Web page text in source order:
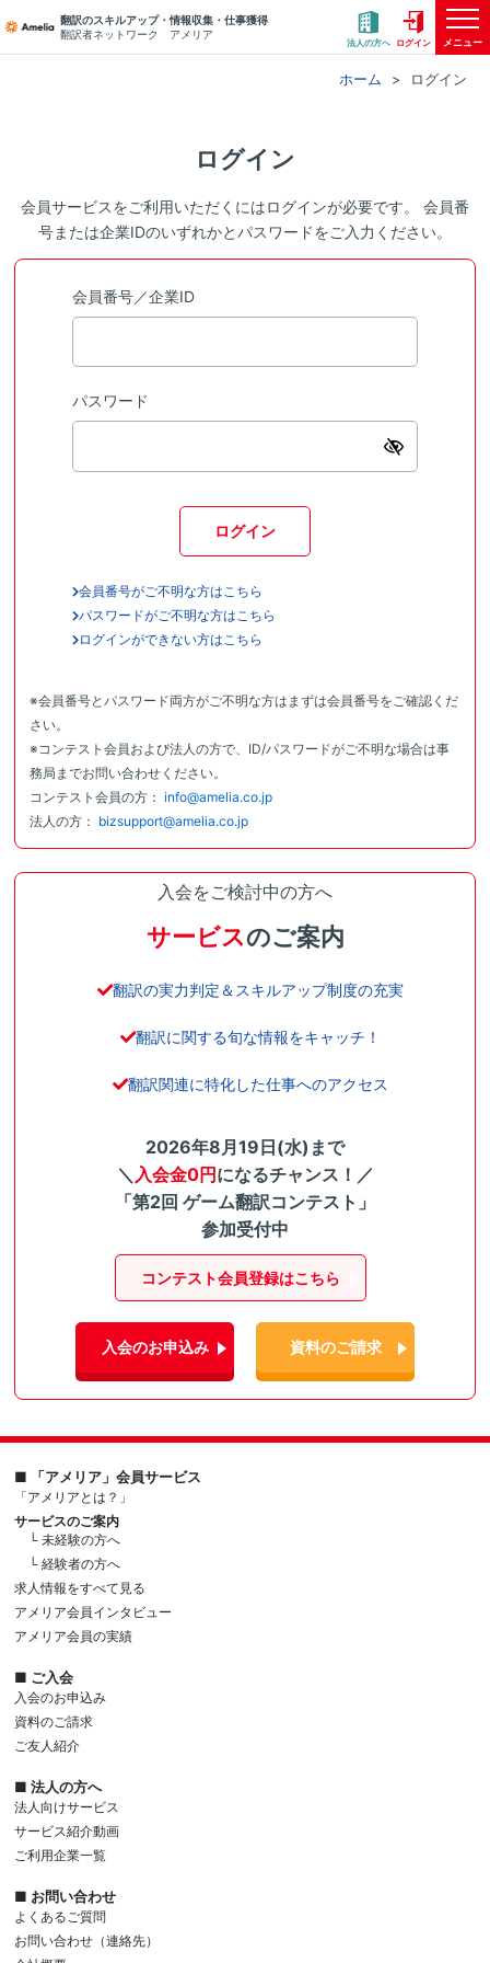
翻訳のスキルアップ・情報収集・仕事獲得
翻訳者ネットワーク アメリア
法人の方へ ログイン メニュー
ホーム ログイン
ログイン
会員サービスをご利用いただくにはログインが必要です。 会員番
号または企業IDのいずれかとパスワードをご入力ください。
会員番号／企業ID
パスワード
ログイン
会員番号がご不明な方はこちら
パスワードがご不明な方はこちら
ログインができない方はこちら
※会員番号とパスワード両方がご不明な方はまずは会員番号をご確認くだ
さい。
※コンテスト会員および法人の方で、ID/パスワードがご不明な場合は事
務局までお問い合わせください。
コンテスト会員の方： info@amelia.co.jp
法人の方： bizsupport@amelia.co.jp
入会をご検討中の方へ
サービスのご案内
翻訳の実力判定＆スキルアップ制度の充実
翻訳に関する旬な情報をキャッチ！
翻訳関連に特化した仕事へのアクセス
2026年8月19日(水)まで
＼ 入会金0円になるチャンス！／
「第2回 ゲーム翻訳コンテスト」
参加受付中
コンテスト会員登録はこちら
入会のお申込み 資料のご請求
■ 「アメリア」会員サービス
「アメリアとは？」
サービスのご案内
└ 未経験の方へ
└ 経験者の方へ
求人情報をすべて見る
アメリア会員インタビュー
アメリア会員の実績
■ ご入会
入会のお申込み
資料のご請求
ご友人紹介
■ 法人の方へ
法人向けサービス
サービス紹介動画
ご利用企業一覧
■ お問い合わせ
よくあるご質問
お問い合わせ（連絡先）